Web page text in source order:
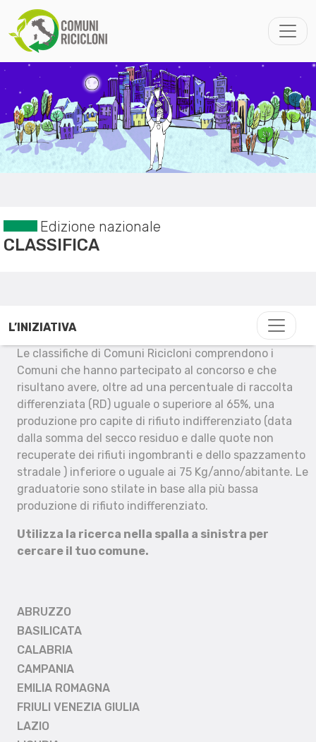
Edizione nazionale
CLASSIFICA
L’INIZIATIVA
Le classifiche di Comuni Ricicloni comprendono i
Comuni che hanno partecipato al concorso e che
risultano avere, oltre ad una percentuale di raccolta
differenziata (RD) uguale o superiore al 65%, una
produzione pro capite di rifiuto indifferenziato (data
dalla somma del secco residuo e dalle quote non
recuperate dei rifiuti ingombranti e dello spazzamento
stradale ) inferiore o uguale ai 75 Kg/anno/abitante. Le
graduatorie sono stilate in base alla più bassa
produzione di rifiuto indifferenziato.
Utilizza la ricerca nella spalla a sinistra per
cercare il tuo comune.
ABRUZZO
BASILICATA
CALABRIA
CAMPANIA
EMILIA ROMAGNA
FRIULI VENEZIA GIULIA
LAZIO